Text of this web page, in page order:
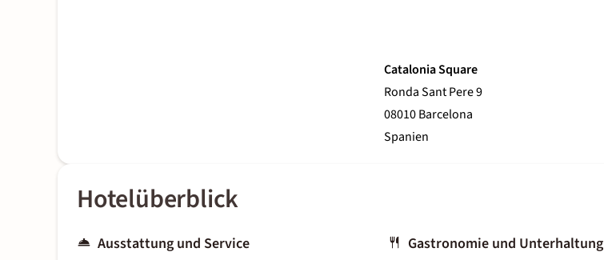
Catalonia Square
Ronda Sant Pere 9
08010 Barcelona
Spanien
Hotelüberblick
Ausstattung und Service Gastronomie und Unterhaltung